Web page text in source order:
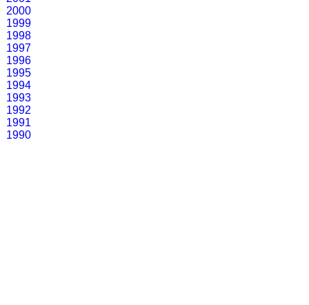
2000
1999
1998
1997
1996
1995
1994
1993
1992
1991
1990